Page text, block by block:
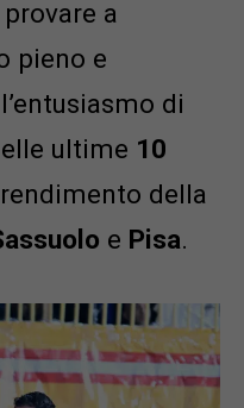
a
pieno e
di
ultime 10
della
e Pisa.